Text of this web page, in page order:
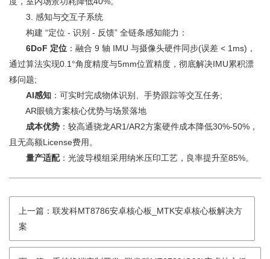
3. 感知与交互子系统
构建 “定位 - 识别 - 反馈” 全链条感知能力：
6DoF 定位 ：融合 9 轴 IMU 与摄像头硬件同步(误差 < 1ms)，
通过算法实现0.1°角度精度与5mm位置精度，彻底解决IMU累积漂
移问题;
AI感知 ：可实时完成物体识别、手势跟踪等交互任务;
AR眼镜方案核心优势与场景落地
成本优势 ：较高通骁龙AR1/AR2方案硬件成本降低30%-50%，
且无高额License费用。
量产适配：光波导模组采用纳米压印工艺，良率提升至85%。
上一篇：联发科MT8786安卓核心板_MTK安卓核心板解决方
案